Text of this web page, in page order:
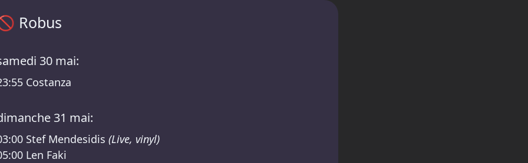
Robus – XTRUDE x ANTEA /RSO Lineup
Robus
30 mai:
Costanza
31 mai:
Stef Mendesidis (Live, vinyl)
Len Faki